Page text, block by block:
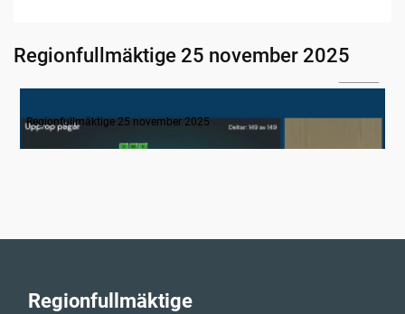
Regionfullmäktige 25 november 2025
Regionfullmäktige 25 november 2025
Regionfullmäktige